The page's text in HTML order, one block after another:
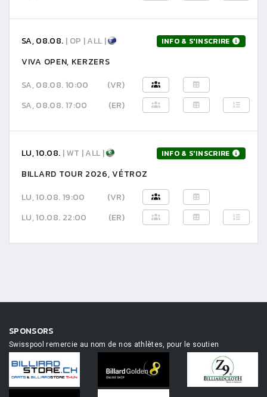
SA, 08.08. | OP | ALL | INFO & S'INSCRIRE
VIVA OPEN, KERZERS
SA, 08.08. 10:00
(VR)
SA, 08.08. 17:00
(ER)
LU, 10.08. | WT | ALL | INFO & S'INSCRIRE
BILLARD TOUR 2026, VÉTROZ
LU, 10.08. 19:00
(VR)
LU, 10.08. 22:00
(ER)
SPONSORS
Swisspool remercie au nom de nos athlètes, pour le soutien